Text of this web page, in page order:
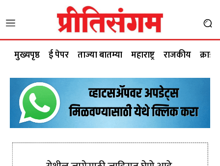
मुख्यपृष्ठ ई पेपर ताज्या बातम्या महाराष्ट्र राजकीय क्राईम